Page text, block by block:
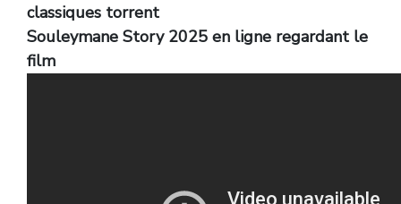
classiques torrent
Souleymane Story 2025 en ligne regardant le
film